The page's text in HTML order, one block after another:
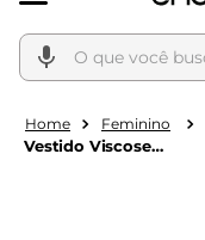
O que você busca?
Feminino
Vestido Viscose